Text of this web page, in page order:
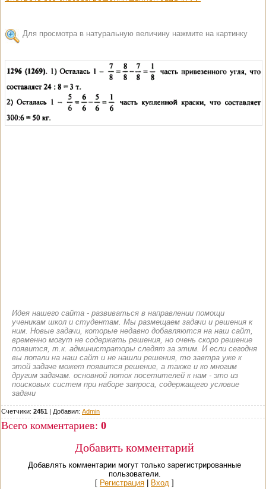
Для просмотра в натуральную величину нажмите на картинку
Идея нашего сайта - развиваться в направлении помощи
ученикам школ и студентам. Мы размещаем задачи и решения к
ним. Новые задачи, которые недавно добавляются на наш сайт,
временно могут не содержать решения, но очень скоро решение
появится, т.к. администраторы следят за этим. И если сегодня
вы попали на наш сайт и не нашли решения, то завтра уже к
этой задаче может появится решение, а также и ко многим
другим задачам. основной поток посетителей к нам - это из
поисковых систем при наборе запроса, содержащего условие
задачи
Счетчики: 2451 | Добавил: Admin
Всего комментариев: 0
Добавить комментарий
Добавлять комментарии могут только зарегистрированные
пользователи.
[ Регистрация Вход ]